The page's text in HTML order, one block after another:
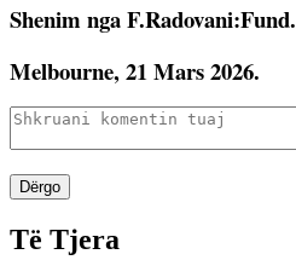
Shenim nga F.Radovani:Fund.
Melbourne, 21 Mars 2026.
Dërgo
Të Tjera